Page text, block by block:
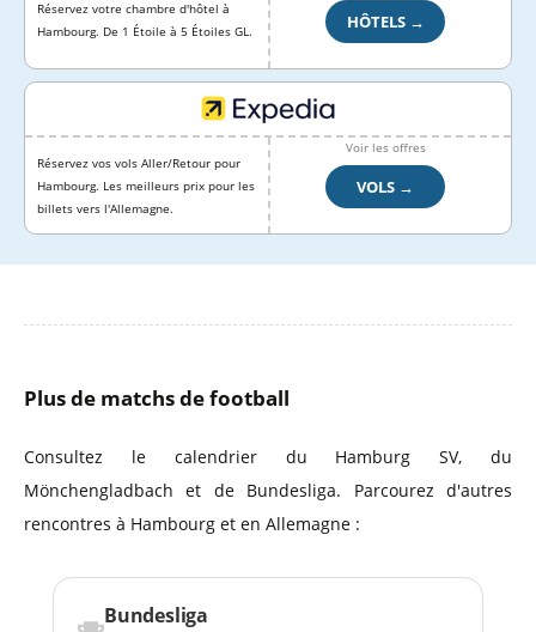
Réservez votre chambre d'hôtel à
Hambourg. De 1 Étoile à 5 Étoiles GL.
HÔTELS →
Réservez vos vols Aller/Retour pour
Hambourg. Les meilleurs prix pour les
billets vers l'Allemagne.
Voir les offres
VOLS →
Plus de matchs de football
Consultez le calendrier du Hamburg SV, du
Mönchengladbach et de Bundesliga. Parcourez d'autres
rencontres à Hambourg et en Allemagne :
Bundesliga